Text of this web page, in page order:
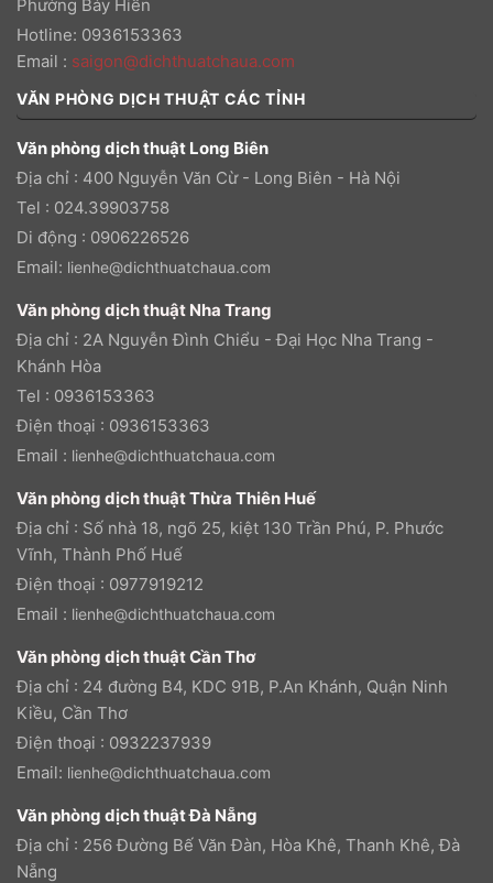
Phường Bảy Hiền
Hotline: 0936153363
Email : saigon@dichthuatchaua.com
VĂN PHÒNG DỊCH THUẬT CÁC TỈNH
Văn phòng dịch thuật Long Biên
Địa chỉ : 400 Nguyễn Văn Cừ - Long Biên - Hà Nội
Tel : 024.39903758
Di động : 0906226526
Email: lienhe@dichthuatchaua.com
Văn phòng dịch thuật Nha Trang
Địa chỉ : 2A Nguyễn Đình Chiểu - Đại Học Nha Trang -
Khánh Hòa
Tel : 0936153363
Điện thoại : 0936153363
Email : lienhe@dichthuatchaua.com
Văn phòng dịch thuật Thừa Thiên Huế
Địa chỉ : Số nhà 18, ngõ 25, kiệt 130 Trần Phú, P. Phước
Vĩnh, Thành Phố Huế
Điện thoại : 0977919212
Email : lienhe@dichthuatchaua.com
Văn phòng dịch thuật Cần Thơ
Địa chỉ : 24 đường B4, KDC 91B, P.An Khánh, Quận Ninh
Kiều, Cần Thơ
Điện thoại : 0932237939
Email: lienhe@dichthuatchaua.com
Văn phòng dịch thuật Đà Nẵng
Địa chỉ : 256 Đường Bế Văn Đàn, Hòa Khê, Thanh Khê, Đà
Nẵng